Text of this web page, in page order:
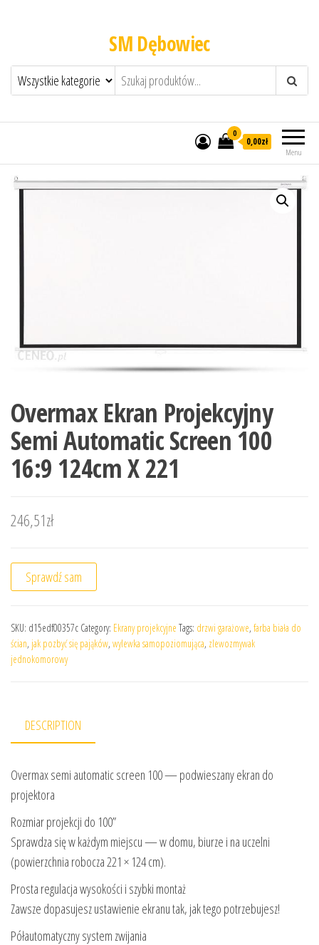
SM Dębowiec
Menu
0
0,00zł
Overmax Ekran Projekcyjny
Semi Automatic Screen 100
16:9 124cm X 221
246,51zł
Sprawdź sam
SKU: d15edf00357c Category: Ekrany projekcyjne Tags: drzwi garażowe, farba biała do
ścian, jak pozbyć się pająków, wylewka samopoziomująca, zlewozmywak
jednokomorowy
DESCRIPTION
Overmax semi automatic screen 100 — podwieszany ekran do
projektora
Rozmiar projekcji do 100”
Sprawdza się w każdym miejscu — w domu, biurze i na uczelni
(powierzchnia robocza 221 × 124 cm).
Prosta regulacja wysokości i szybki montaż
Zawsze dopasujesz ustawienie ekranu tak, jak tego potrzebujesz!
Półautomatyczny system zwijania